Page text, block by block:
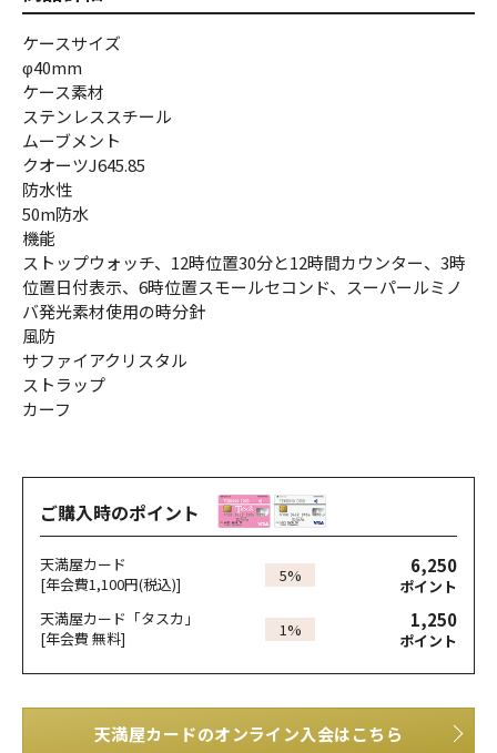
ケースサイズ
φ40mm
ケース素材
ステンレススチール
ムーブメント
クオーツJ645.85
防水性
50m防水
機能
ストップウォッチ、12時位置30分と12時間カウンター、3時
位置日付表示、6時位置スモールセコンド、スーパールミノ
バ発光素材使用の時分針
風防
サファイアクリスタル
ストラップ
カーフ
ご購入時のポイント
天満屋カード
[年会費1,100円(税込)]
5% 6,250
ポイント
天満屋カード「タスカ」
[年会費 無料]
1% 1,250
ポイント
天満屋カードのオンライン入会はこちら